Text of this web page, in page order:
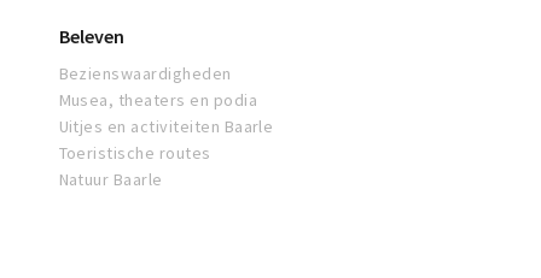
Beleven
Bezienswaardigheden
Musea, theaters en podia
Uitjes en activiteiten Baarle
Toeristische routes
Natuur Baarle